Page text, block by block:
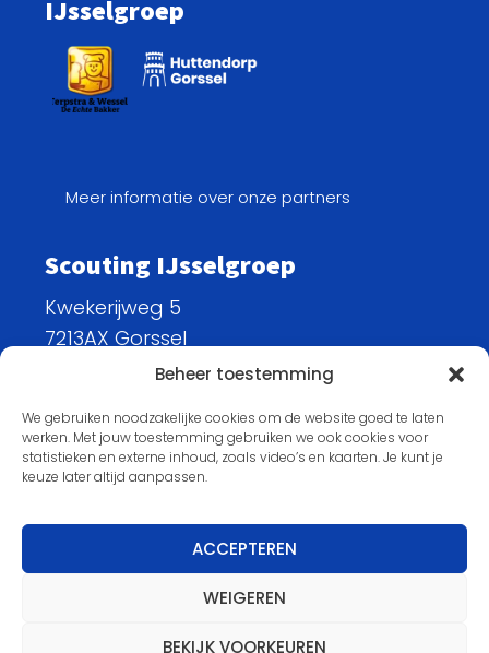
Beheer toestemming
We gebruiken noodzakelijke cookies om de website goed te laten
werken. Met jouw toestemming gebruiken we ook cookies voor
statistieken en externe inhoud, zoals video’s en kaarten. Je kunt je
keuze later altijd aanpassen.
ACCEPTEREN
WEIGEREN
BEKIJK VOORKEUREN
IJsselgroep
Meer informatie over onze partners
Scouting IJsselgroep
Kwekerijweg 5
7213AX Gorssel
info@scouting-ijsselgroep.nl
Koninklijke Erepenning.